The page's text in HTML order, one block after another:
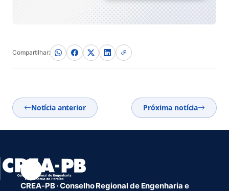
Compartilhar:
Notícia anterior Próxima notícia
CREA-PB · Conselho Regional de Engenharia e